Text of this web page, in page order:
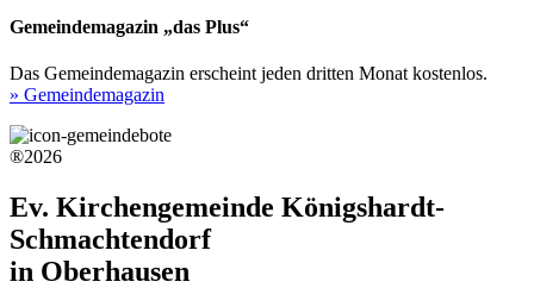
Gemeindemagazin „das Plus“
Das Gemeindemagazin erscheint jeden dritten Monat kostenlos.
» Gemeindemagazin
®2026
Ev. Kirchengemeinde Königshardt-
Schmachtendorf
in Oberhausen